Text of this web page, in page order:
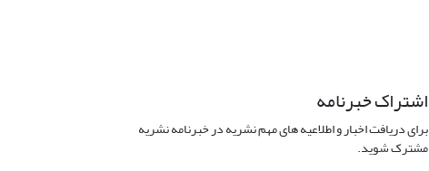
اشتراک خبرنامه
برای دریافت اخبار و اطلاعیه های مهم نشریه در خبرنامه نشریه
مشترک شوید.